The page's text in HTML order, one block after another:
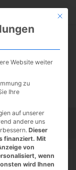
Tests
Mit
Website weiter
zu
Ihre
auf unserer
andere uns
Dieser
finanziert. Mit
von
wenn
wird Ihnen